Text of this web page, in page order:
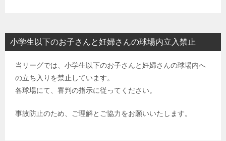
小学生以下のお子さんと妊婦さんの球場内立入禁止
当リーグでは、小学生以下のお子さんと妊婦さんの球場内へ
の立ち入りを禁止しています。
各球場にて、審判の指示に従ってください。
事故防止のため、ご理解とご協力をお願いいたします。